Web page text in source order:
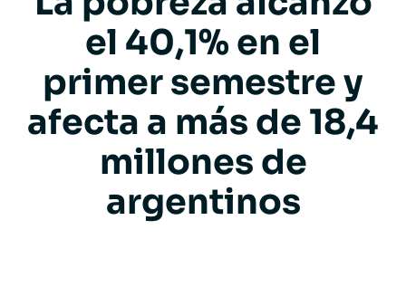
el 40,1% en el
primer semestre y
afecta a más de 18,4
millones de
argentinos